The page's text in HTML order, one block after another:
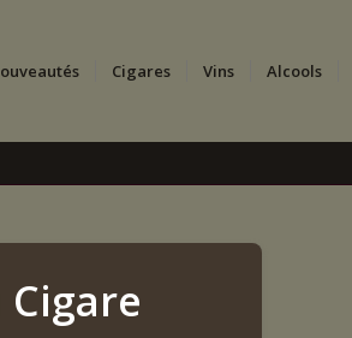
Cigares Vins Alcools